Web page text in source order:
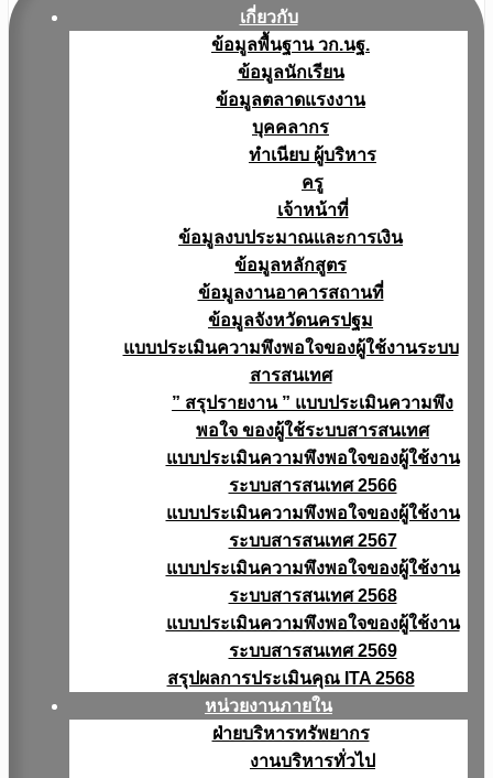
เกี่ยวกับ
ข้อมูลพื้นฐาน วก.นฐ.
ข้อมูลนักเรียน
ข้อมูลตลาดแรงงาน
บุคคลากร
ทำเนียบ ผู้บริหาร
ครู
เจ้าหน้าที่
ข้อมูลงบประมาณเเละการเงิน
ข้อมูลหลักสูตร
ข้อมูลงานอาคารสถานที่
ข้อมูลจังหวัดนครปฐม
แบบประเมินความพึงพอใจของผู้ใช้งานระบบ
สารสนเทศ
” สรุปรายงาน ” แบบประเมินความพึง
พอใจ ของผู้ใช้ระบบสารสนเทศ
แบบประเมินความพึงพอใจของผู้ใช้งาน
ระบบสารสนเทศ 2566
แบบประเมินความพึงพอใจของผู้ใช้งาน
ระบบสารสนเทศ 2567
แบบประเมินความพึงพอใจของผู้ใช้งาน
ระบบสารสนเทศ 2568
แบบประเมินความพึงพอใจของผู้ใช้งาน
ระบบสารสนเทศ 2569
สรุปผลการประเมินคุณ ITA 2568
หน่วยงานภายใน
ฝ่ายบริหารทรัพยากร
งานบริหารทั่วไป